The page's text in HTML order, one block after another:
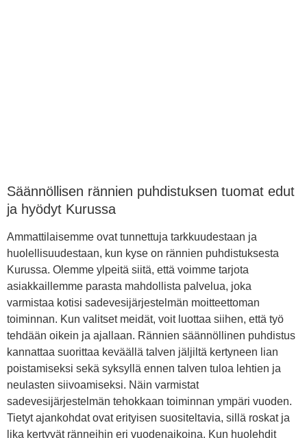
Säännöllisen rännien puhdistuksen tuomat edut
ja hyödyt Kurussa
Ammattilaisemme ovat tunnettuja tarkkuudestaan ja
huolellisuudestaan, kun kyse on rännien puhdistuksesta
Kurussa. Olemme ylpeitä siitä, että voimme tarjota
asiakkaillemme parasta mahdollista palvelua, joka
varmistaa kotisi sadevesijärjestelmän moitteettoman
toiminnan. Kun valitset meidät, voit luottaa siihen, että työ
tehdään oikein ja ajallaan. Rännien säännöllinen puhdistus
kannattaa suorittaa keväällä talven jäljiltä kertyneen lian
poistamiseksi sekä syksyllä ennen talven tuloa lehtien ja
neulasten siivoamiseksi. Näin varmistat
sadevesijärjestelmän tehokkaan toiminnan ympäri vuoden.
Tietyt ajankohdat ovat erityisen suositeltavia, sillä roskat ja
lika kertyvät ränneihin eri vuodenaikoina. Kun huolehdit